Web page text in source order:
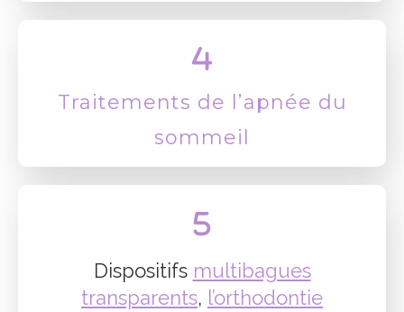
Traitements de l’apnée du
sommeil
Dispositifs multibagues
transparents, l’orthodontie